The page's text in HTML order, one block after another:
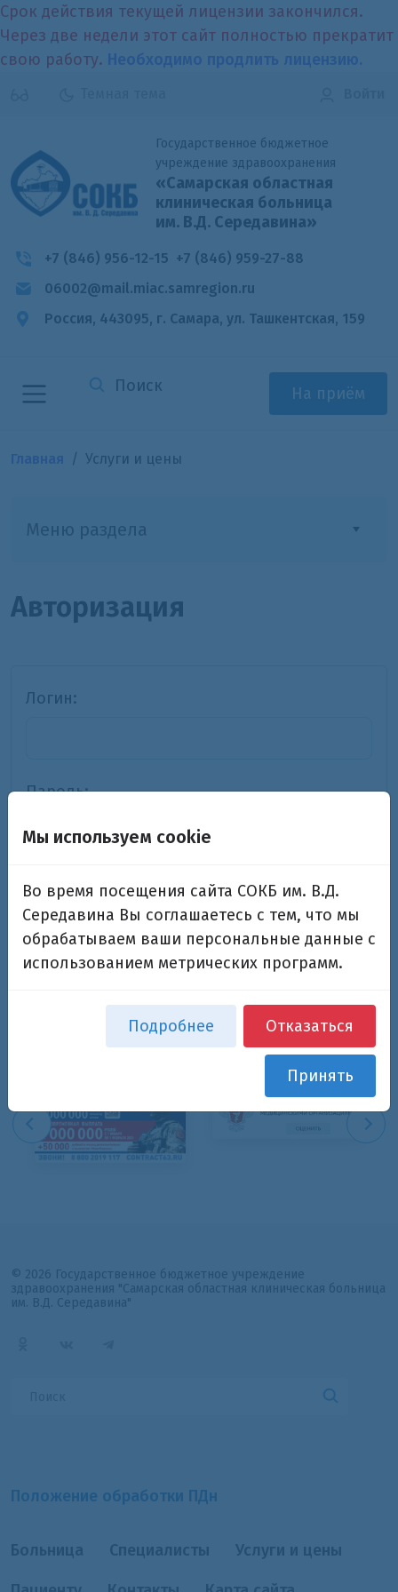
Срок действия текущей лицензии закончился.
Через две недели этот сайт полностью прекратит
свою работу.
Государственное бюджетное
учреждение здравоохранения
«Самарская областная
клиническая больница
им. В.Д. Середавина»
+7 (846) 956-12-15 +7 (846) 959-27-88
06002@mail.miac.samregion.ru
Россия, 443095, г. Самара, ул. Ташкентская, 159
На приём
Услуги и цены
Меню раздела
Авторизация
Логин:
Пароль:
© 2026 Государственное бюджетное учреждение
здравоохранения "Самарская областная клиническая больница
им. В.Д. Середавина"
Положение обработки ПДн
Больница Специалисты Услуги и цены
Мы используем cookie
Во время посещения сайта СОКБ им. В.Д.
Середавина Вы соглашаетесь с тем, что мы
обрабатываем ваши персональные данные с
использованием метрических программ.
Подробнее Отказаться
Принять